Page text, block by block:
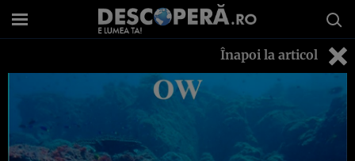
Înapoi la articol